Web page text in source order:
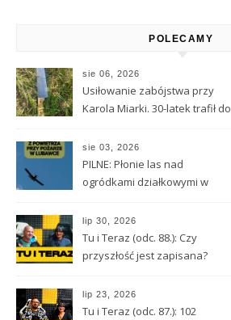
POLECAMY
sie 06, 2026
Usiłowanie zabójstwa przy
Karola Miarki. 30-latek trafił do
sie 03, 2026
PILNE: Płonie las nad
ogródkami działkowymi w
lip 30, 2026
Tu i Teraz (odc. 88.): Czy
przyszłość jest zapisana?
astrologii i przeznaczeniu
lip 23, 2026
Tu i Teraz (odc. 87.): 102